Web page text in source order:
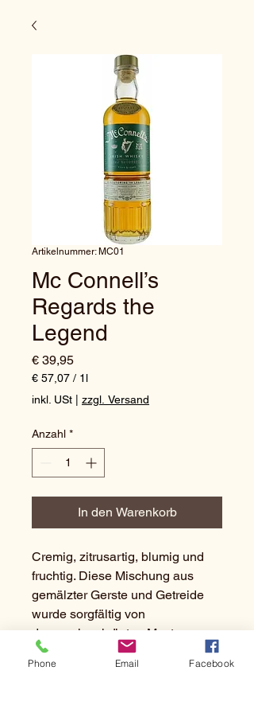
Artikelnummer: MC01
Mc Connell’s
Regards the
Legend
€ 39,95Preis
€ 57,07 / 1l
€ 57,07
Liter
inkl. USt zzgl. Versand
Anzahl *
In den Warenkorb
Cremig, zitrusartig, blumig und
fruchtig. Diese Mischung aus
gemälzter Gerste und Getreide
wurde sorgfältig von
dem preisgekrönten Master
Blender und Master Distiller
Graeme Miller kreiert, um
Phone Email Facebook